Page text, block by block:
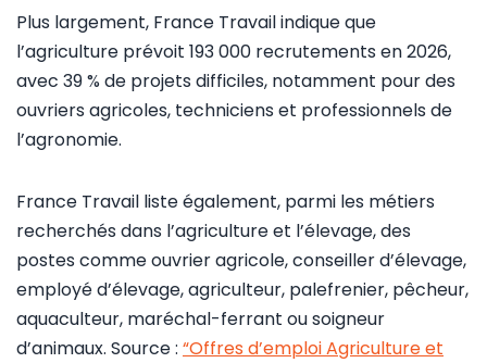
Plus largement, France Travail indique que
l’agriculture prévoit 193 000 recrutements en 2026,
avec 39 % de projets difficiles, notamment pour des
ouvriers agricoles, techniciens et professionnels de
l’agronomie.
France Travail liste également, parmi les métiers
recherchés dans l’agriculture et l’élevage, des
postes comme ouvrier agricole, conseiller d’élevage,
employé d’élevage, agriculteur, palefrenier, pêcheur,
aquaculteur, maréchal-ferrant ou soigneur
d’animaux. Source : “Offres d’emploi Agriculture et